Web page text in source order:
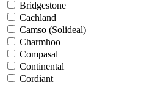
Bridgestone
Cachland
Camso (Solideal)
Charmhoo
Compasal
Continental
Cordiant